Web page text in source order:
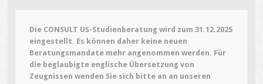
Die CONSULT US-Studienberatung wird zum 31.12.2025
eingestellt. Es können daher keine neuen
Beratungsmandate mehr angenommen werden. Für
die beglaubigte englische Übersetzung von
Zeugnissen wenden Sie sich bitte an an unseren